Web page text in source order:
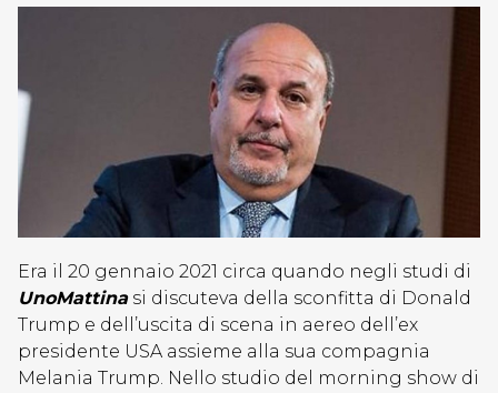
Era il 20 gennaio 2021 circa quando negli studi di
UnoMattinasi discuteva della sconfitta di Donald
Trump e dell’uscita di scena in aereo dell’ex
presidente USA assieme alla sua compagnia
Melania Trump. Nello studio del morning show di